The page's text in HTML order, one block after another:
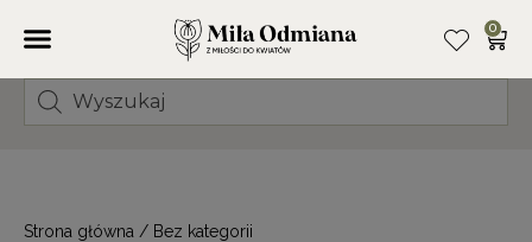
0
Strona główna / Bez kategorii